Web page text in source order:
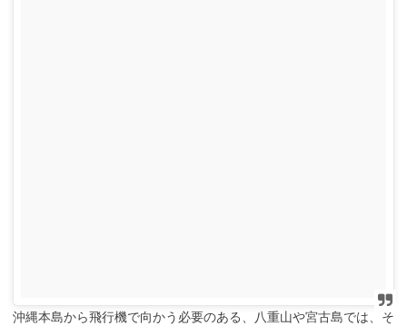
沖縄本島から飛行機で向かう必要のある、八重山や宮古島では、そ